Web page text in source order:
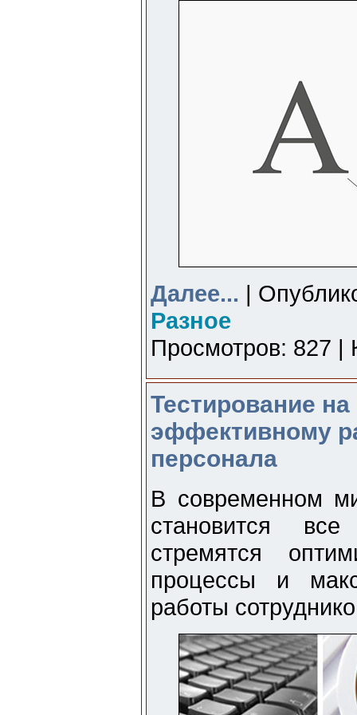
Далее... |
Разное
Просмотров: 827 |
Тестирование
эффективному
персонала
В современном
становится
стремятся
процессы и
работы